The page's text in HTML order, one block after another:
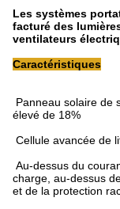
Les systèmes
facturé des
ventilateurs
Caractéristiques
Panneau solaire de
élevé de 18%
Cellule avancée de
Au-dessus du
charge, au-dessus
et de la protection